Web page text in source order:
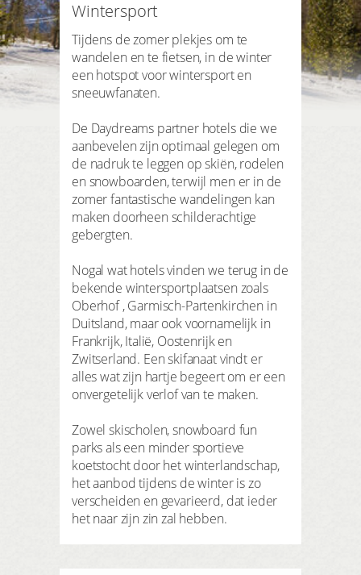
mijn gegevens
mijn reserveringen
mijn favorieten
ZOEKEN
Wintersport
Tijdens de zomer plekjes om te
wandelen en te fietsen, in de winter
een hotspot voor wintersport en
sneeuwfanaten.
De Daydreams partner hotels die we
aanbevelen zijn optimaal gelegen om
de nadruk te leggen op skiën, rodelen
en snowboarden, terwijl men er in de
zomer fantastische wandelingen kan
maken doorheen schilderachtige
gebergten.
Nogal wat hotels vinden we terug in de
bekende wintersportplaatsen zoals
Oberhof , Garmisch-Partenkirchen in
Duitsland, maar ook voornamelijk in
Frankrijk, Italië, Oostenrijk en
Zwitserland. Een skifanaat vindt er
alles wat zijn hartje begeert om er een
onvergetelijk verlof van te maken.
Zowel skischolen, snowboard fun
parks als een minder sportieve
koetstocht door het winterlandschap,
het aanbod tijdens de winter is zo
verscheiden en gevarieerd, dat ieder
het naar zijn zin zal hebben.